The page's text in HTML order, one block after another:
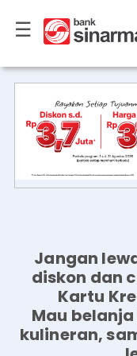
☰× 
Kartu
Promo
Menarik
Mudah
berada
Perbankan
Personal
Perbankan
PrioritasAjukan
Jangan
diskon dan
Kartu
Mau
kulineran,